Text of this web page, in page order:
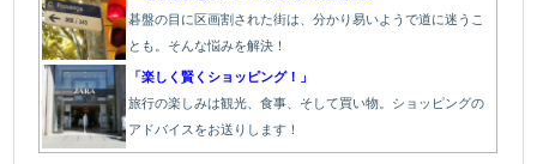
碁盤の目に区画割された街は、分かり易いようで道に迷うこ
とも。そんな悩みを解決！
「楽しく賢くショッピング！」
旅行の楽しみは観光、食事、そして買い物。ショッピングの
アドバイスをお送りします！